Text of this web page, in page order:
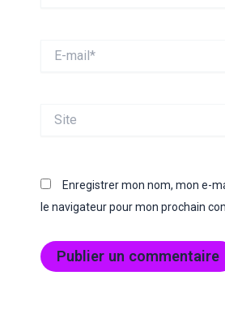
mail*
Enregistrer mon nom, mon e-
le navigateur pour mon prochain